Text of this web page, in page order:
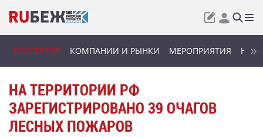
ГОССЕКТОР КОМПАНИИ И РЫНКИ МЕРОПРИЯТИЯ
НА ТЕРРИТОРИИ РФ
ЗАРЕГИСТРИРОВАНО 39 ОЧАГОВ
ЛЕСНЫХ ПОЖАРОВ